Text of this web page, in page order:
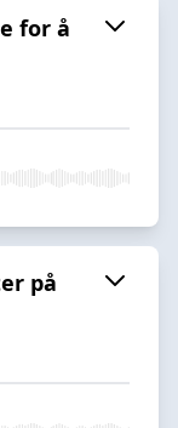
for å
på